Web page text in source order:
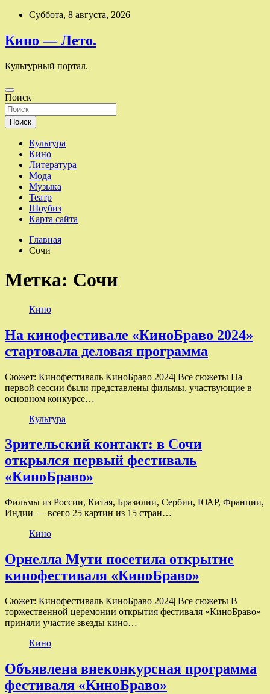
Перейти
содержимому
Суббота, 8 августа, 2026
Кино — Лето.
Культурный портал.
Поиск
Поиск
Культура
Кино
Литература
Мода
Музыка
Театр
Шоубиз
Карта сайта
Главная
Сочи
Метка: Сочи
Кино
На кинофестивале «КиноБраво 2024»
стартовала деловая программа
Сюжет: Кинофестиваль КиноБраво 2024| Все сюжеты На
первой сессии были представлены фильмы, участвующие в
основном конкурсе…
Культура
Зрительский контакт: в Сочи
открылся первый фестиваль
«КиноБраво»
Фильмы из России, Китая, Бразилии, Сербии, ЮАР, Франции,
Индии — всего 25 картин из 15 стран…
Кино
Орнелла Мути посетила открытие
кинофестиваля «КиноБраво»
Сюжет: Кинофестиваль КиноБраво 2024| Все сюжеты В
торжественной церемонии открытия фестиваля «КиноБраво»
приняли участие звезды кино…
Кино
Объявлена внеконкурсная программа
фестиваля «КиноБраво»